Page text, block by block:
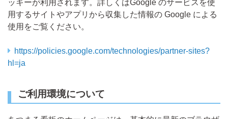
ッキーが利用されます。詳しくはGoogle のサービスを使
用するサイトやアプリから収集した情報の Google による
使用をご覧ください。
https://policies.google.com/technologies/partner-sites?
hl=ja
ご利用環境について